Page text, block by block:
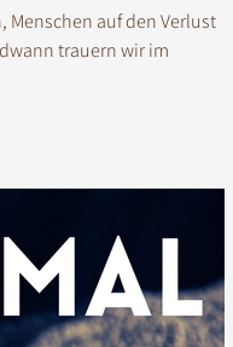
Menschen auf den Verlust
trauern wir im